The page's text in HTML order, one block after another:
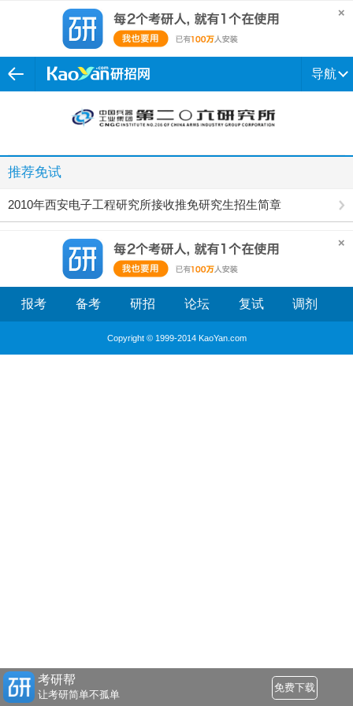
导航
推荐免试
2010年西安电子工程研究所接收推免研究生招生简章
报考 备考 研招 论坛 复试 调剂
Copyright © 1999-2014 KaoYan.com
考研帮
让考研简单不孤单
免费下载